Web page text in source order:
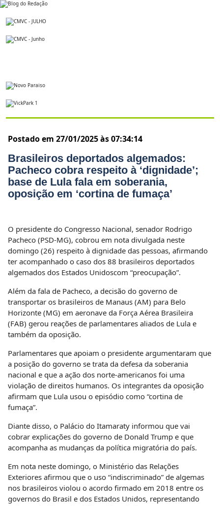
Postado em 27/01/2025 às 07:34:14
Brasileiros deportados algemados:
Pacheco cobra respeito à ‘dignidade’;
base de Lula fala em soberania,
oposição em ‘cortina de fumaça’
O presidente do Congresso Nacional, senador Rodrigo
Pacheco (PSD-MG), cobrou em nota divulgada neste
domingo (26) respeito à dignidade das pessoas, afirmando
ter acompanhado o caso dos 88 brasileiros deportados
algemados dos Estados Unidoscom “preocupação”.
Além da fala de Pacheco, a decisão do governo de
transportar os brasileiros de Manaus (AM) para Belo
Horizonte (MG) em aeronave da Força Aérea Brasileira
(FAB) gerou reações de parlamentares aliados de Lula e
também da oposição.
Parlamentares que apoiam o presidente argumentaram que
a posição do governo se trata da defesa da soberania
nacional e que a ação dos norte-americanos foi uma
violação de direitos humanos. Os integrantes da oposição
afirmam que Lula usou o episódio como “cortina de
fumaça”.
Diante disso, o Palácio do Itamaraty informou que vai
cobrar explicações do governo de Donald Trump e que
acompanha as mudanças da política migratória do país.
Em nota neste domingo, o Ministério das Relações
Exteriores afirmou que o uso “indiscriminado” de algemas
nos brasileiros violou o acordo firmado em 2018 entre os
governos do Brasil e dos Estados Unidos, representando